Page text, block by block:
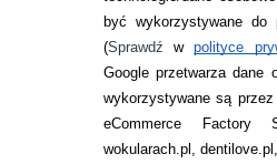
być wykorzystywane do
(Sprawdźwpolityce
Google przetwarza dane
wykorzystywane są
eCommerce Factory
wokularach.pl,
ZWROTY I REKLAMACJA
WARUNKI ZAKUPÓW